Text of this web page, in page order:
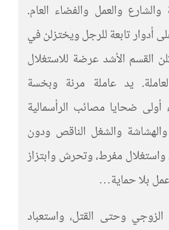
والشارع والعمل والفضاء العام.
أدوار تابعة للرجل ويختزلن في
القسم الأشد عرضة للاستغلال
يد عاملة مرنة وبخسة
ضحايا مصائب الرأسمالية
والهشاشة والشغل الناقص ودون
واستغلال مفرط، وتحرش وابتزاز
بلا حماية…
الزوجي وحتى القتل، واستعباد